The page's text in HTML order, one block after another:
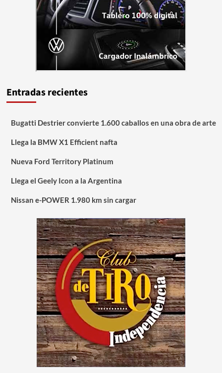
Entradas recientes
Bugatti Destrier convierte 1.600 caballos en una obra de arte
Llega la BMW X1 Efficient nafta
Nueva Ford Territory Platinum
Llega el Geely Icon a la Argentina
Nissan e-POWER 1.980 km sin cargar